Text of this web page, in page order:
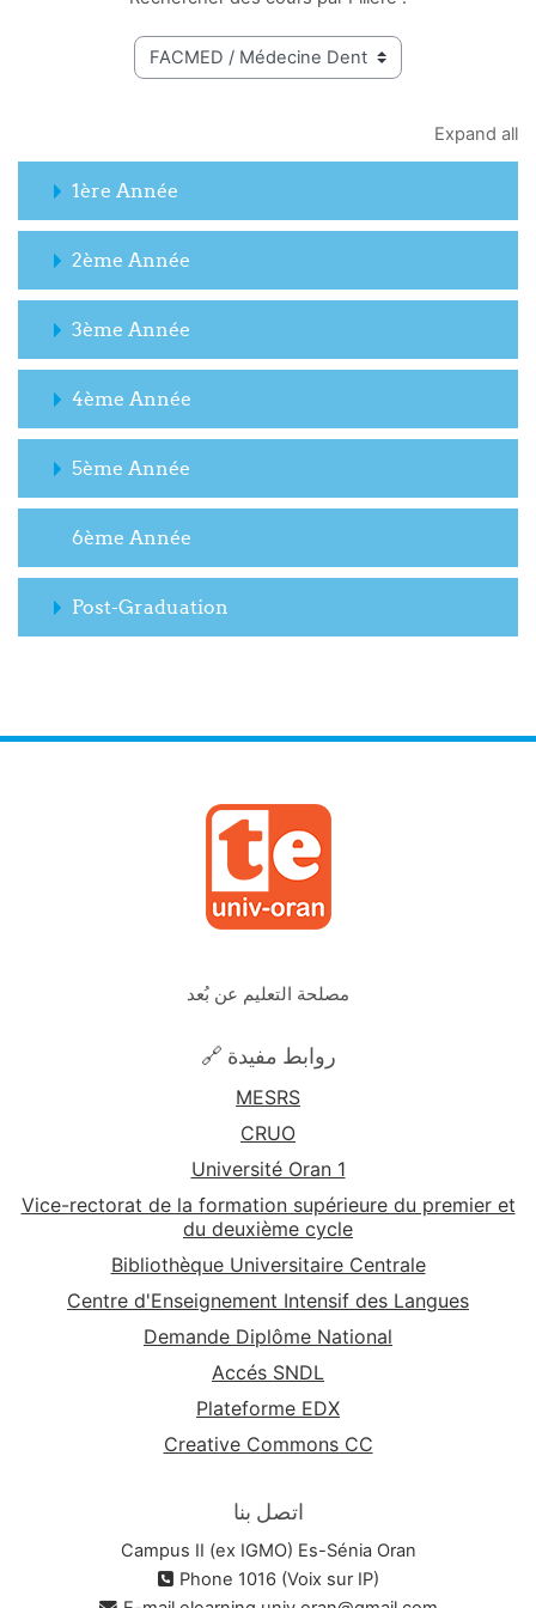
Expand all
1ère Année
2ème Année
3ème Année
4ème Année
5ème Année
6ème Année
Post-Graduation
مصلحة التعليم عن بُعد
🔗 روابط مفيدة
MESRS
CRUO
Université Oran 1
Vice-rectorat de la formation supérieure du premier et
du deuxième cycle
Bibliothèque Universitaire Centrale
Centre d'Enseignement Intensif des Langues
Demande Diplôme National
Accés SNDL
Plateforme EDX
Creative Commons CC
اتصل بنا
Campus II (ex IGMO) Es-Sénia Oran
Phone 1016 (Voix sur IP)